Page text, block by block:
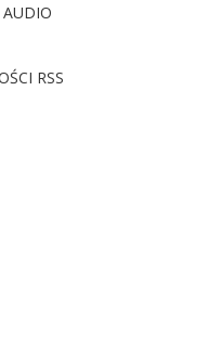
RSS